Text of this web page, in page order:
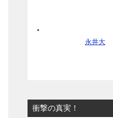
永井大
衝撃の真実！